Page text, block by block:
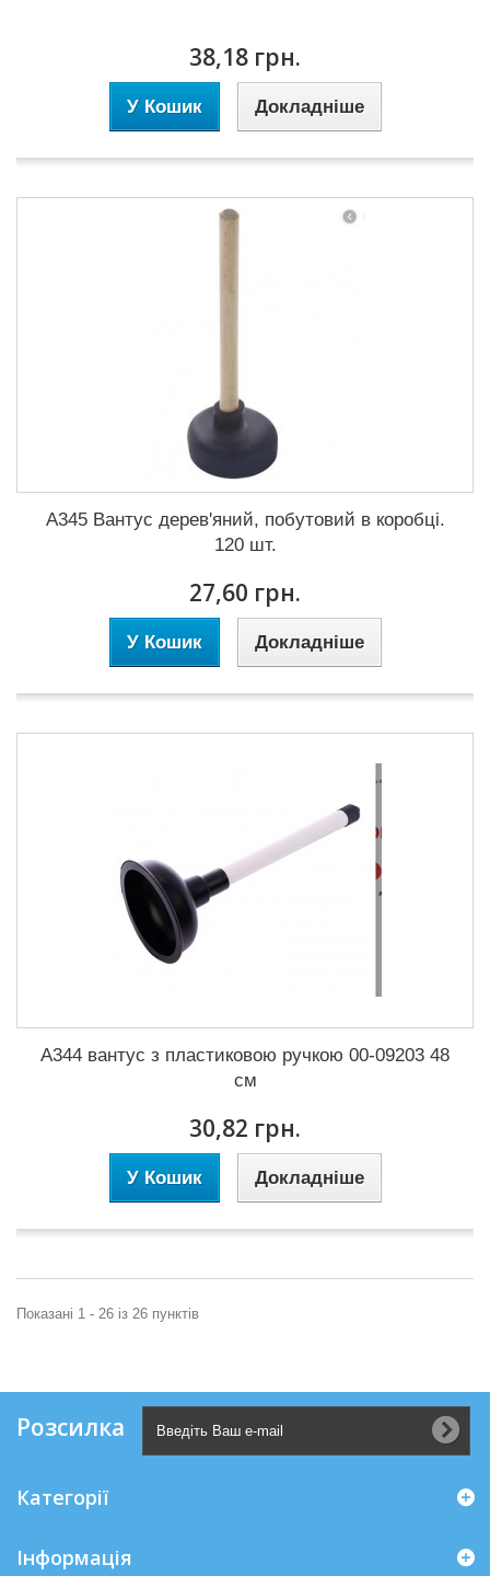
38,18 грн.
У Кошик Докладніше
А345 Вантус дерев'яний, побутовий в коробці.
120 шт.
27,60 грн.
У Кошик Докладніше
А344 вантус з пластиковою ручкою 00-09203 48
см
30,82 грн.
У Кошик Докладніше
Показані 1 - 26 із 26 пунктів
Розсилка
Категорії
Інформація